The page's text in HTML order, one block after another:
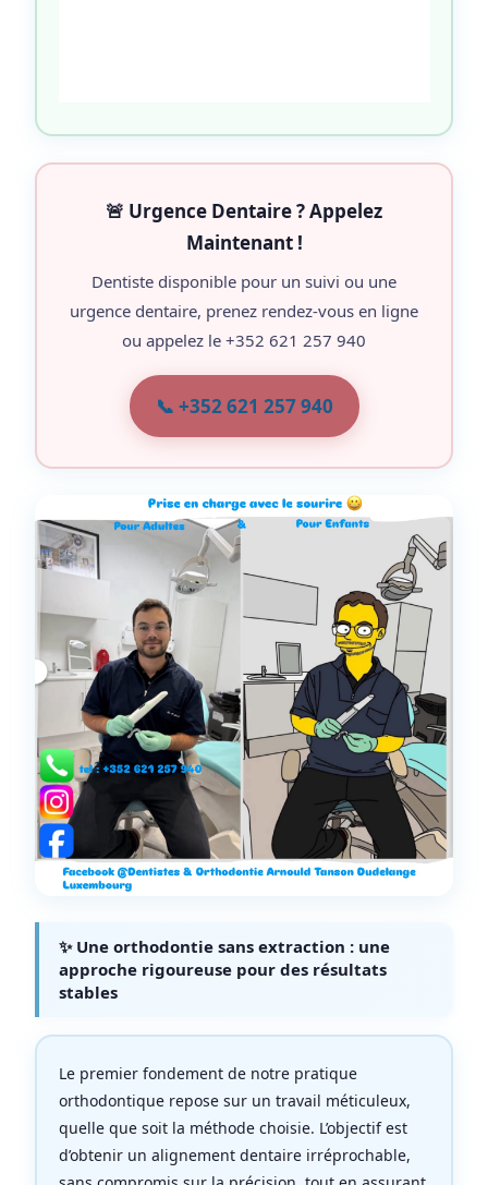
🚨 Urgence Dentaire ? Appelez
Maintenant !
Dentiste disponible pour un suivi ou une
urgence dentaire, prenez rendez-vous en ligne
ou appelez le +352 621 257 940
📞 +352 621 257 940
✨ Une orthodontie sans extraction : une
approche rigoureuse pour des résultats
stables
Le premier fondement de notre pratique
orthodontique repose sur un travail méticuleux,
quelle que soit la méthode choisie. L’objectif est
d’obtenir un alignement dentaire irréprochable,